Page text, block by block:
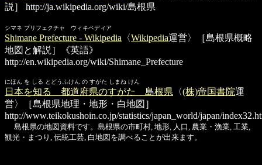
説］
http://ja.wikipedia.org/wiki/島根県
シマネ プリフェクチャ ウィキペディア
Shimane Prefecture - Wikipedia 〈Wikipedia運営〉［島根県概略
地図と解説］《英語》
http://en.wikipedia.org/wiki/Shimane_Prefecture
にほん を しる とどうふけん の すがた しまね けん
日本を知る 都道府県のすがた 島根県 〈(株)帝国書院運
営〉［島根県地理・地形・白地図］
http://www.teikokushoin.co.jp/statistics/japan_world/japan/
島根県の地図資料です。島根県の市町村, 地形, 人口, 農業・漁業, 工業,
観光・まつり, 伝統工芸, 白地図を調べることが出来ます。